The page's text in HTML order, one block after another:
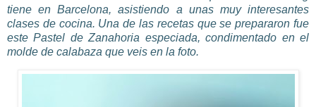
tiene en Barcelona, asistiendo a unas muy interesantes
clases de cocina. Una de las recetas que se prepararon fue
este Pastel de Zanahoria especiada, condimentado en el
molde de calabaza que veis en la foto.